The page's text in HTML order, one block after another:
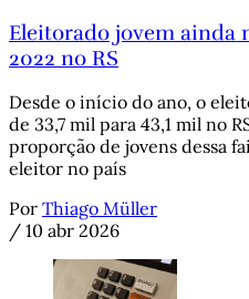
Eleitorado jovem ainda
2022 no RS
Desde o início do ano, o
de 33,7 mil para 43,1 mil no
proporção de jovens dessa
eleitor no país
Por Thiago Müller
/ 10 abr 2026